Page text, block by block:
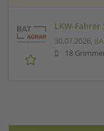
LKW-
30.07.2026,
18